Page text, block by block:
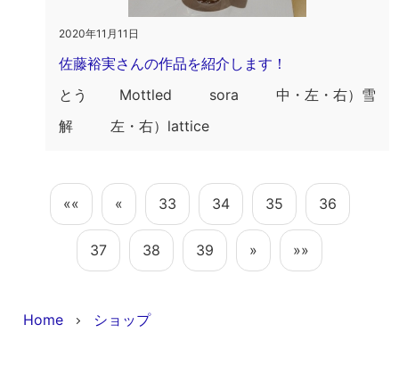
2020年11月11日
佐藤裕実さんの作品を紹介します！
とう Mottled sora 中・左・右）雪
解 左・右）lattice
«« « 33 34 35 36
37 38 39 » »»
Home ショップ